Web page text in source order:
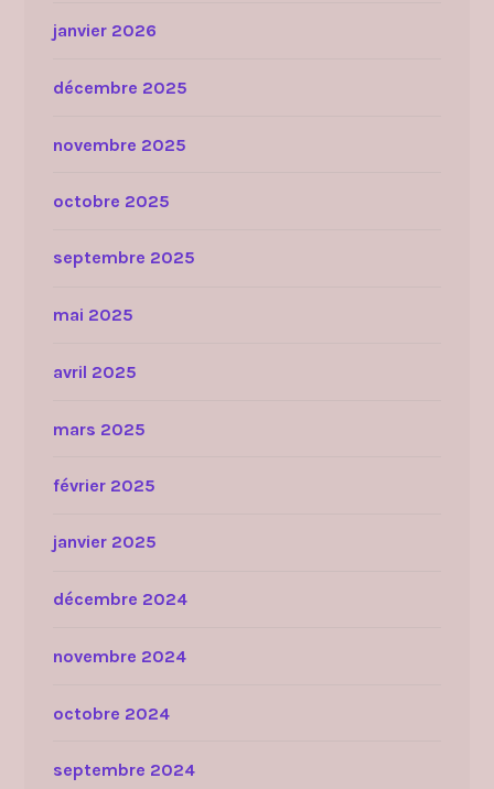
janvier 2026
décembre 2025
novembre 2025
octobre 2025
septembre 2025
mai 2025
avril 2025
mars 2025
février 2025
janvier 2025
décembre 2024
novembre 2024
octobre 2024
septembre 2024